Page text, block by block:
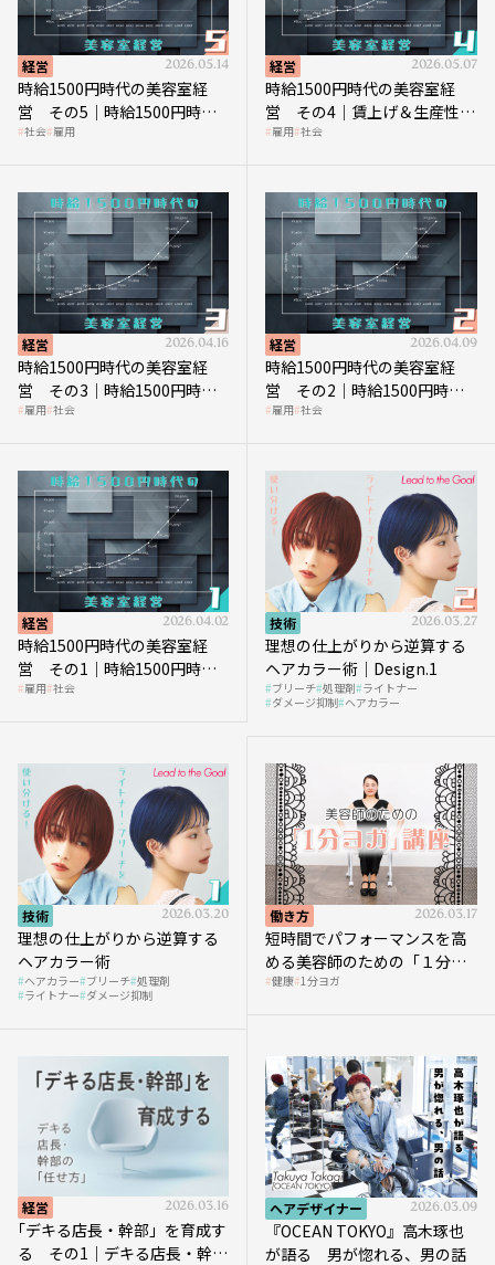
経営 2026.05.14
時給1500円時代の美容室経
営 その5｜時給1500円時代
の到来は美容業の収益構造を
社会 雇用
経営 2026.05.07
時給1500円時代の美容室経
営 その4｜賃上げ＆生産性向
上につなげる賢い助成金活用
雇用 社会
経営 2026.04.16
時給1500円時代の美容室経
営 その3｜時給1500円時
代、美容業はどのような影響
雇用 社会
経営 2026.04.09
時給1500円時代の美容室経
営 その2｜時給1500円時代
に支払う給与はいくらなのか
雇用 社会
経営 2026.04.02
時給1500円時代の美容室経
営 その1｜時給1500円時代
へ向かう社会的背景
雇用 社会
技術 2026.03.27
理想の仕上がりから逆算する
ヘアカラー術｜Design.1
ブリーチ 処理剤 ライトナー
ダメージ抑制 ヘアカラー
技術 2026.03.20
理想の仕上がりから逆算する
ヘアカラー術
ヘアカラー ブリーチ 処理剤
ライトナー ダメージ抑制
働き方 2026.03.17
短時間でパフォーマンスを高
める美容師のための「１分ヨ
ガ」講座｜実践編
健康 1分ヨガ
経営 2026.03.16
｢デキる店長・幹部」を育成す
る その1｜デキる店長・幹部
ヘアデザイナー 2026.03.09
『OCEAN TOKYO』高木琢也
が語る 男が惚れる、男の話